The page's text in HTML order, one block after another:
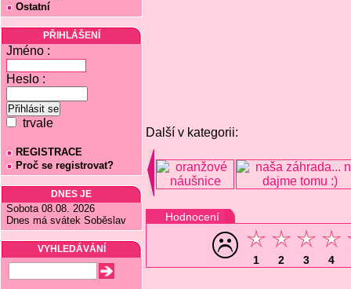
Ostatní
PŘIHLÁŠENÍ
Jméno :
Heslo :
trvale
REGISTRACE
Proč se registrovat?
DNES JE
Sobota 08.08. 2026
Dnes má svátek Soběslav
VYHLEDÁVÁNÍ
Další v kategorii:
Hodnocení
1 2 3 4